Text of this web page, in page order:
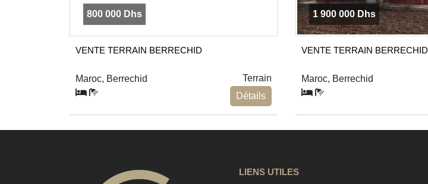
800 000 Dhs
VENTE TERRAIN BERRECHID
Maroc, Berrechid
Terrain
Détails
1 900 000 Dhs
VENTE TERRAIN BERRECHID
Maroc, Berrechid
LIENS UTILES